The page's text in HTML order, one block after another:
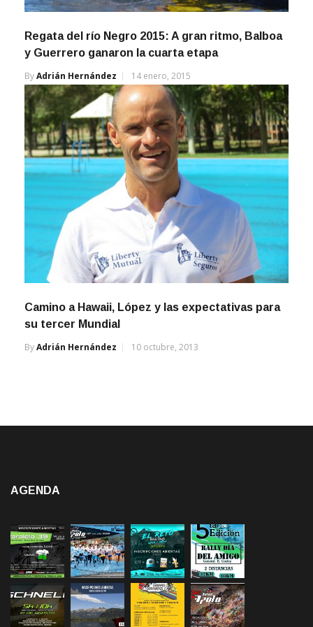
Regata del río Negro 2015: A gran ritmo, Balboa
y Guerrero ganaron la cuarta etapa
ByAdrián Hernández 14 enero, 2015
Camino a Hawaii, López y las expectativas para
su tercer Mundial
ByAdrián Hernández 10 octubre, 2013
AGENDA